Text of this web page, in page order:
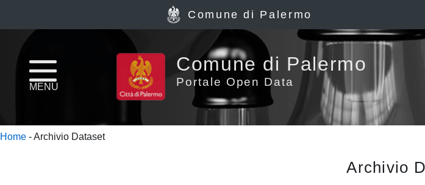
Home
page
Archivio
Comune di Palermo
MENU
Comune di Palermo
Portale Open Data
Home - Archivio Dataset
Archivio